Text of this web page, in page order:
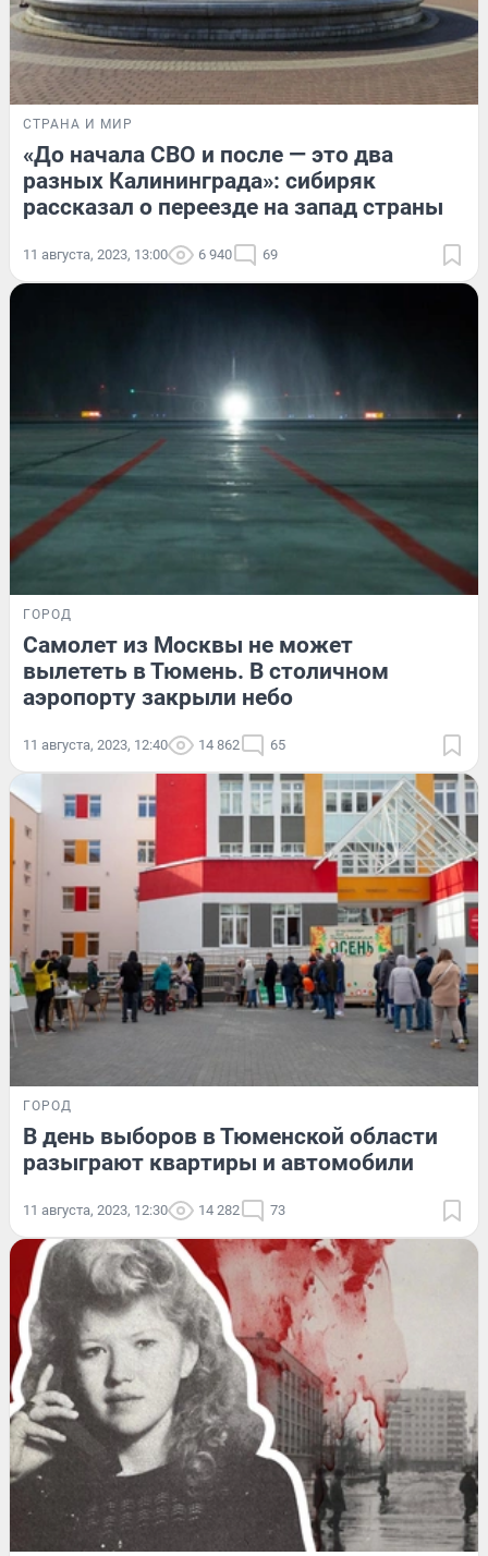
СТРАНА И МИР
«До начала СВО и после — это два
разных Калининграда»: сибиряк
рассказал о переезде на запад страны
11 августа, 2023, 13:00 6 940 69
ГОРОД
Самолет из Москвы не может
вылететь в Тюмень. В столичном
аэропорту закрыли небо
11 августа, 2023, 12:40 14 862 65
ГОРОД
В день выборов в Тюменской области
разыграют квартиры и автомобили
11 августа, 2023, 12:30 14 282 73